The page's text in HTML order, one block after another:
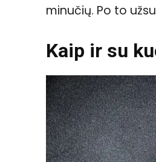
minučių. Po to
Kaip ir su